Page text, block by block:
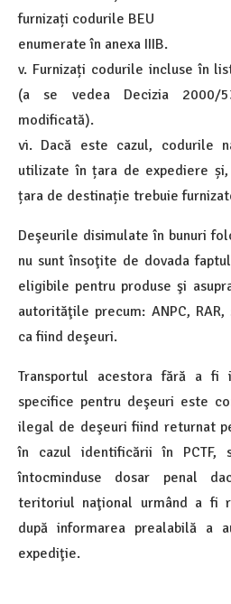
furnizați codurile BEU
enumerate în anexa IIIB.
v. Furnizați codurile incluse în
(a se vedea Decizia 2000/
modificată).
vi. Dacă este cazul, codurile
utilizate în țara de expediere
țara de destinație trebuie
Deşeurile disimulate în bunuri
nu sunt însoţite de dovada
eligibile pentru produse şi
autorităţile precum: ANPC,
ca fiind deşeuri.
Transportul acestora fără a fi
specifice pentru deşeuri este
ilegal de deşeuri fiind returnat
în cazul identificării în PCTF,
întocminduse dosar penal
teritoriul naţional urmând a fi
după informarea prealabilă a
expediţie.